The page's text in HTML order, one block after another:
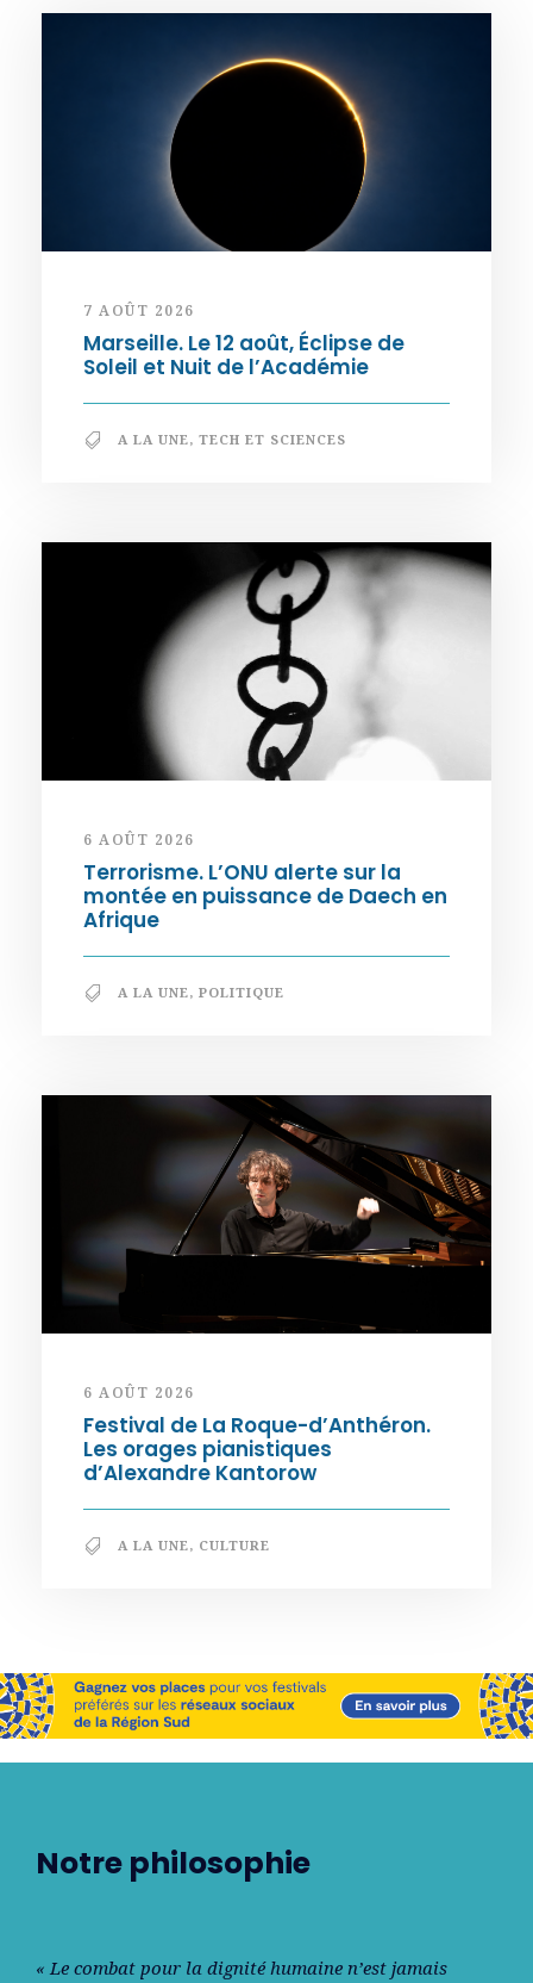
7 AOÛT 2026
Marseille. Le 12 août, Éclipse de
Soleil et Nuit de l’Académie
A LA UNE, TECH ET SCIENCES
6 AOÛT 2026
Terrorisme. L’ONU alerte sur la
montée en puissance de Daech en
Afrique
A LA UNE, POLITIQUE
6 AOÛT 2026
Festival de La Roque-d’Anthéron.
Les orages pianistiques
d’Alexandre Kantorow
A LA UNE, CULTURE
Notre philosophie
« Le combat pour la dignité humaine n’est jamais